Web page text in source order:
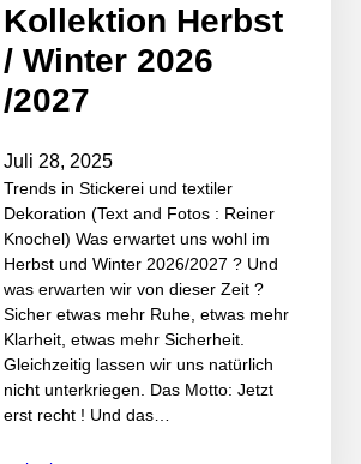
Kollektion Herbst
/ Winter 2026
/2027
Juli 28, 2025
Trends in Stickerei und textiler
Dekoration (Text and Fotos : Reiner
Knochel) Was erwartet uns wohl im
Herbst und Winter 2026/2027 ? Und
was erwarten wir von dieser Zeit ?
Sicher etwas mehr Ruhe, etwas mehr
Klarheit, etwas mehr Sicherheit.
Gleichzeitig lassen wir uns natürlich
nicht unterkriegen. Das Motto: Jetzt
erst recht ! Und das…